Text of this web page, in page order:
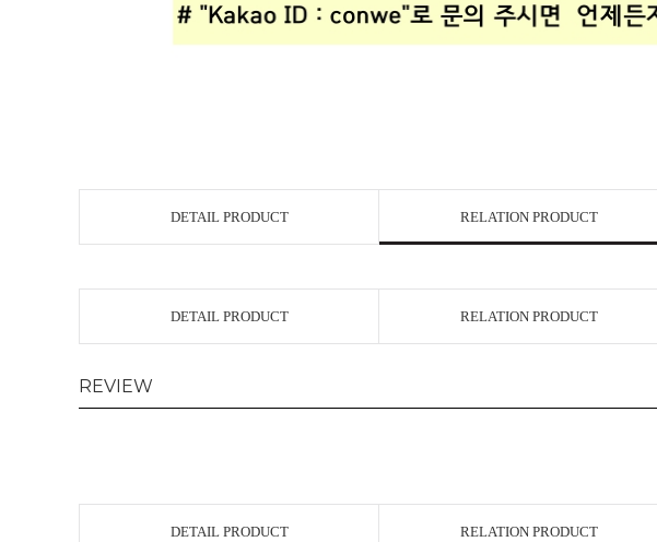
DETAIL PRODUCT RELATION PRODUCT
DETAIL PRODUCT RELATION PRODUCT
REVIEW
DETAIL PRODUCT RELATION PRODUCT